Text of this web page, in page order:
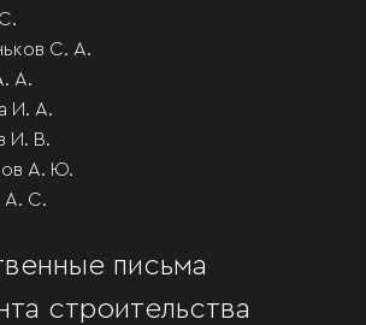
С. А.
А.
И. А.
И. В.
А. Ю.
А. С.
письма
строительства